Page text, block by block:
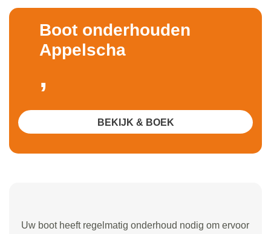
Uw boot heeft regelmatig onderhoud nodig om ervoor
Boot onderhouden
Appelscha
,
BEKIJK & BOEK